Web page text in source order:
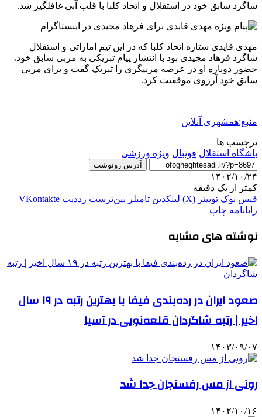
شاگرد سابق خود در استقلال و اتحاد کلبا با قلب آبی غافلگیر شد.
مهدی قایدی ستاره اتحاد کلبا که در این تیم اماراتی و استقلال
شاگرد فرهاد مجیدی بود با انتشار پیام تبریکی به مربی سابق خود،
حضور دوباره او در عرصه مربیگری را تبریک گفت و برای مربی
سابق خود آرزوی موفقیت کرد.
منبع:همشهری آنلاین
برچسب ها
باشگاه استقلال فوتبال ویژه ورزشی
آدرس رونوشت
۱۴۰۲/۱۰/۲۴
کمتر از یک دقیقه
فیس بوک توییتر (X) لینکدین ‫تامبلر ‫پین‌ترست ‫رددیت ‫VKontakte
رایانامه چاپ
نوشته های مشابه
صعود ایران در رده‌بندی فیفا با بهترین رتبه در ۱۹ سال
اخیر | رتبه شاگردان قلعه‌نویی در آسیا
۱۴۰۳/۰۹/۰۷
رونی از مس رفسنجان جدا شد
۱۴۰۲/۱۰/۱۶